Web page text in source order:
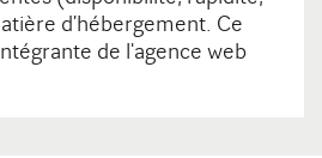
d’hébergement. Ce
de l'agence web